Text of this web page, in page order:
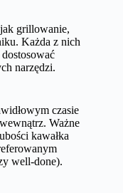
grillowanie,
Każda z nich
narzędzi.
czasie
Ważne
kawałka
well-done).